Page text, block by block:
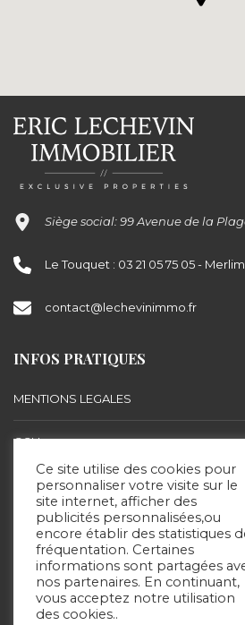
Siège social: 99 Avenue de la
Le Touquet : 03 21 05 75 05 -
contact@lechevinimmo.fr
INFOS PRATIQUES
MENTIONS LEGALES
CGU
BARÈME D’HONORAIRES
SUIVEZ-NOUS
Ce site utilise des cookies pour
personnaliser votre visite sur le
site internet, afficher des
publicités personnalisées,ou
encore établir des statistiques
fréquentation. Certaines
informations sont partagées
nos partenaires. En continuant,
vous acceptez notre utilisation
des cookies..